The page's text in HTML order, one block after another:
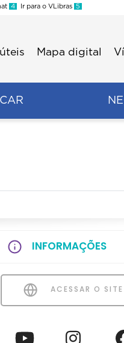
4 Ir para o VLibras 5
Mapa digital
INFORMAÇÕES
ACESSAR O SITE